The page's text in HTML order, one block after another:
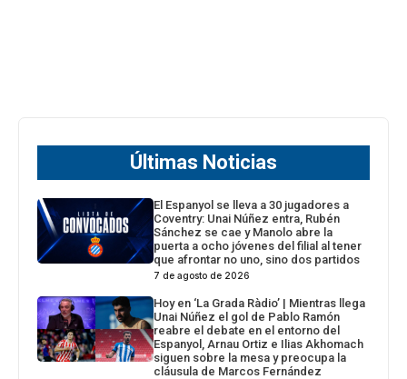
Últimas Noticias
El Espanyol se lleva a 30 jugadores a
Coventry: Unai Núñez entra, Rubén
Sánchez se cae y Manolo abre la
puerta a ocho jóvenes del filial al tener
que afrontar no uno, sino dos partidos
7 de agosto de 2026
Hoy en ‘La Grada Ràdio’ | Mientras llega
Unai Núñez el gol de Pablo Ramón
reabre el debate en el entorno del
Espanyol, Arnau Ortiz e Ilias Akhomach
siguen sobre la mesa y preocupa la
cláusula de Marcos Fernández